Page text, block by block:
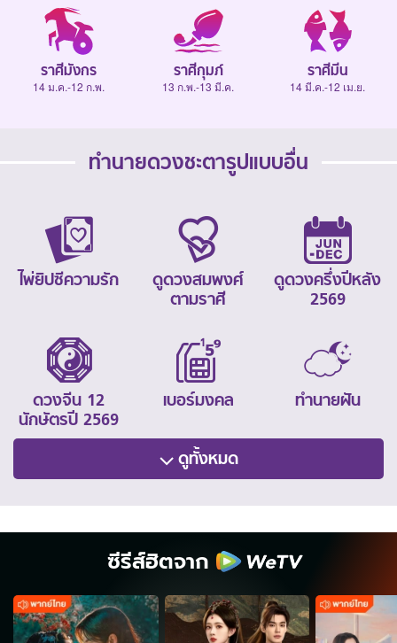
ราศีมังกร
14 ม.ค.-12 ก.พ.
ราศีกุมภ์
13 ก.พ.-13 มี.ค.
ราศีมีน
14 มี.ค.-12 เม.ย.
ทำนายดวงชะตารูปแบบอื่น
ไพ่ยิปซีความรัก
ดูดวงสมพงศ์
ตามราศี
ดูดวงครึ่งปีหลัง
2569
ดวงจีน 12
นักษัตรปี 2569
เบอร์มงคล ทำนายฝัน
ดูทั้งหมด
ซีรีส์ฮิตจาก